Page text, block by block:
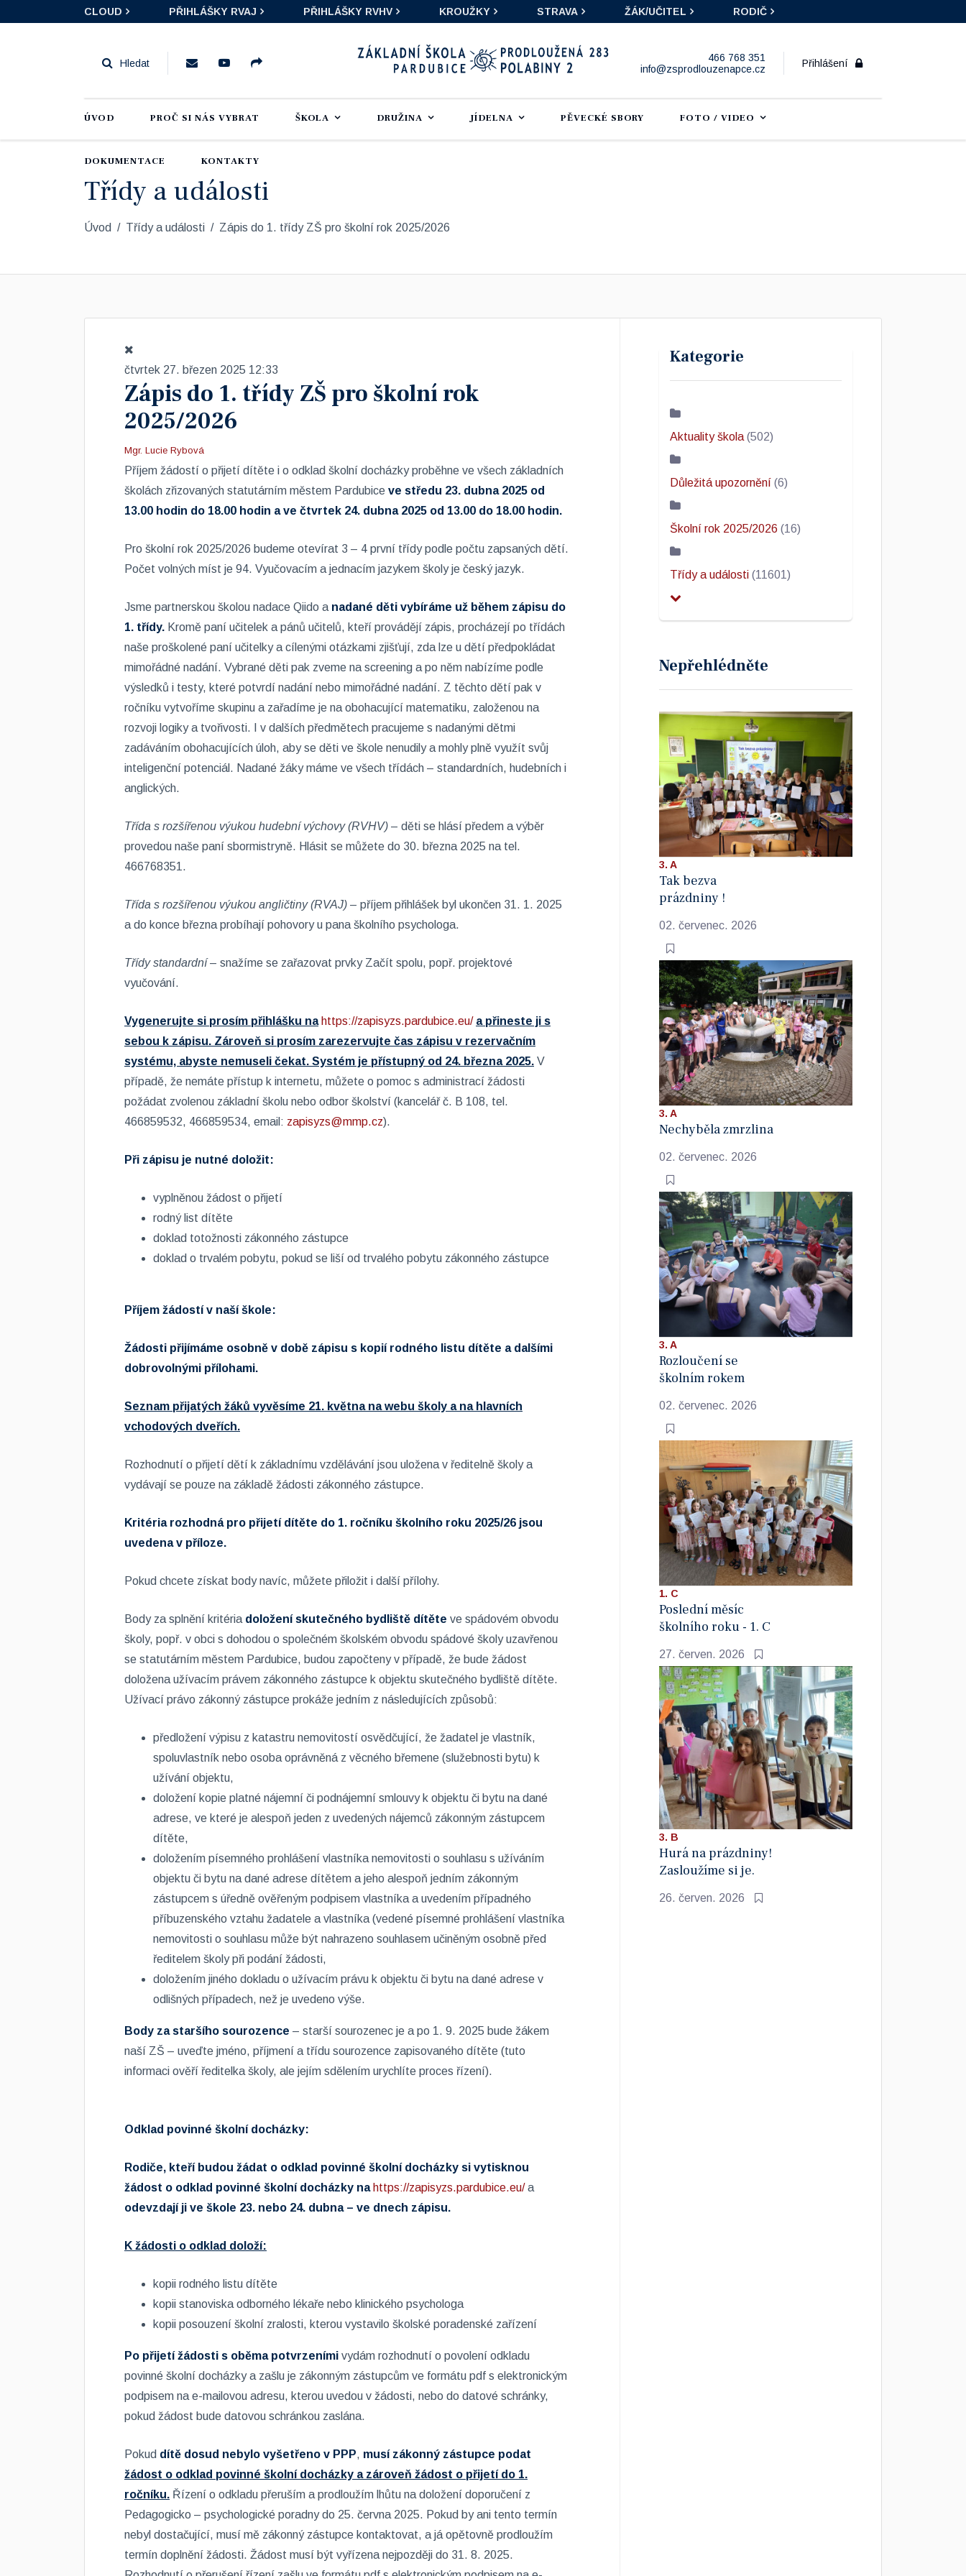
CLOUD PŘIHLÁŠKY RVAJ PŘIHLÁŠKY RVHV KROUŽKY STRAVA ŽÁK/UČITEL RODIČ
Přihlášení
466 768 351
info@zsprodlouzenapce.cz
ÚVOD PROČ SI NÁS VYBRAT ŠKOLA DRUŽINA JÍDELNA PĚVECKÉ SBORY FOTO / VIDEO
DOKUMENTACE KONTAKTY
Třídy a události
Úvod Třídy a události Zápis do 1. třídy ZŠ pro školní rok 2025/2026
čtvrtek 27. březen 2025 12:33
Zápis do 1. třídy ZŠ pro školní rok
2025/2026
Mgr. Lucie Rybová
Příjem žádostí o přijetí dítěte i o odklad školní docházky proběhne ve všech základních
školách zřizovaných statutárním městem Pardubice ve středu 23. dubna 2025 od
13.00 hodin do 18.00 hodin a ve čtvrtek 24. dubna 2025 od 13.00 do 18.00 hodin.
Pro školní rok 2025/2026 budeme otevírat 3 – 4 první třídy podle počtu zapsaných dětí.
Počet volných míst je 94. Vyučovacím a jednacím jazykem školy je český jazyk.
Jsme partnerskou školou nadace Qiido a nadané děti vybíráme už během zápisu do
1. třídy. Kromě paní učitelek a pánů učitelů, kteří provádějí zápis, procházejí po třídách
naše proškolené paní učitelky a cílenými otázkami zjišťují, zda lze u dětí předpokládat
mimořádné nadání. Vybrané děti pak zveme na screening a po něm nabízíme podle
výsledků i testy, které potvrdí nadání nebo mimořádné nadání. Z těchto dětí pak v
ročníku vytvoříme skupinu a zařadíme je na obohacující matematiku, založenou na
rozvoji logiky a tvořivosti. I v dalších předmětech pracujeme s nadanými dětmi
zadáváním obohacujících úloh, aby se děti ve škole nenudily a mohly plně využít svůj
inteligenční potenciál. Nadané žáky máme ve všech třídách – standardních, hudebních i
anglických.
Třída s rozšířenou výukou hudební výchovy (RVHV) – děti se hlásí předem a výběr
provedou naše paní sbormistryně. Hlásit se můžete do 30. března 2025 na tel.
466768351.
Třída s rozšířenou výukou angličtiny (RVAJ) – příjem přihlášek byl ukončen 31. 1. 2025
a do konce března probíhají pohovory u pana školního psychologa.
Třídy standardní– snažíme se zařazovat prvky Začít spolu, popř. projektové
vyučování.
Vygenerujte si prosím přihlášku na https://zapisyzs.pardubice.eu/ a přineste ji s
sebou k zápisu. Zároveň si prosím zarezervujte čas zápisu v rezervačním
systému, abyste nemuseli čekat. Systém je přístupný od 24. března 2025. V
případě, že nemáte přístup k internetu, můžete o pomoc s administrací žádosti
požádat zvolenou základní školu nebo odbor školství (kancelář č. B 108, tel.
466859532, 466859534, email: zapisyzs@mmp.cz).
Při zápisu je nutné doložit:
vyplněnou žádost o přijetí
rodný list dítěte
doklad totožnosti zákonného zástupce
doklad o trvalém pobytu, pokud se liší od trvalého pobytu zákonného zástupce
Příjem žádostí v naší škole:
Žádosti přijímáme osobně v době zápisu s kopií rodného listu dítěte a dalšími
dobrovolnými přílohami.
Seznam přijatých žáků vyvěsíme 21. května na webu školy a na hlavních
vchodových dveřích.
Rozhodnutí o přijetí dětí k základnímu vzdělávání jsou uložena v ředitelně školy a
vydávají se pouze na základě žádosti zákonného zástupce.
Kritéria rozhodná pro přijetí dítěte do 1. ročníku školního roku 2025/26 jsou
uvedena v příloze.
Pokud chcete získat body navíc, můžete přiložit i další přílohy.
Body za splnění kritéria doložení skutečného bydliště dítěte ve spádovém obvodu
školy, popř. v obci s dohodou o společném školském obvodu spádové školy uzavřenou
se statutárním městem Pardubice, budou započteny v případě, že bude žádost
doložena užívacím právem zákonného zástupce k objektu skutečného bydliště dítěte.
Užívací právo zákonný zástupce prokáže jedním z následujících způsobů:
předložení výpisu z katastru nemovitostí osvědčující, že žadatel je vlastník,
spoluvlastník nebo osoba oprávněná z věcného břemene (služebnosti bytu) k
užívání objektu,
doložení kopie platné nájemní či podnájemní smlouvy k objektu či bytu na dané
adrese, ve které je alespoň jeden z uvedených nájemců zákonným zástupcem
dítěte,
doložením písemného prohlášení vlastníka nemovitosti o souhlasu s užíváním
objektu či bytu na dané adrese dítětem a jeho alespoň jedním zákonným
zástupcem s úředně ověřeným podpisem vlastníka a uvedením případného
příbuzenského vztahu žadatele a vlastníka (vedené písemné prohlášení vlastníka
nemovitosti o souhlasu může být nahrazeno souhlasem učiněným osobně před
ředitelem školy při podání žádosti,
doložením jiného dokladu o užívacím právu k objektu či bytu na dané adrese v
odlišných případech, než je uvedeno výše.
Body za staršího sourozence – starší sourozenec je a po 1. 9. 2025 bude žákem
naší ZŠ – uveďte jméno, příjmení a třídu sourozence zapisovaného dítěte (tuto
informaci ověří ředitelka školy, ale jejím sdělením urychlíte proces řízení).
Odklad povinné školní docházky:
Rodiče, kteří budou žádat o odklad povinné školní docházky si vytisknou
žádost o odklad povinné školní docházky na https://zapisyzs.pardubice.eu/a
odevzdají ji ve škole 23. nebo 24. dubna – ve dnech zápisu.
K žádosti o odklad doloží:
kopii rodného listu dítěte
kopii stanoviska odborného lékaře nebo klinického psychologa
kopii posouzení školní zralosti, kterou vystavilo školské poradenské zařízení
Po přijetí žádosti s oběma potvrzeními vydám rozhodnutí o povolení odkladu
povinné školní docházky a zašlu je zákonným zástupcům ve formátu pdf s elektronickým
podpisem na e-mailovou adresu, kterou uvedou v žádosti, nebo do datové schránky,
pokud žádost bude datovou schránkou zaslána.
Pokud dítě dosud nebylo vyšetřeno v PPP, musí zákonný zástupce podat
žádost o odklad povinné školní docházky a zároveň žádost o přijetí do 1.
ročníku. Řízení o odkladu přeruším a prodloužím lhůtu na doložení doporučení z
Pedagogicko – psychologické poradny do 25. června 2025. Pokud by ani tento termín
nebyl dostačující, musí mě zákonný zástupce kontaktovat, a já opětovně prodloužím
termín doplnění žádosti. Žádost musí být vyřízena nejpozději do 31. 8. 2025.
Kategorie
Aktuality škola (502)
Důležitá upozornění (6)
Školní rok 2025/2026 (16)
Třídy a události (11601)
Nepřehlédněte
3. A
Tak bezva
prázdniny !
02. červenec. 2026
3. A
Nechyběla zmrzlina
02. červenec. 2026
3. A
Rozloučení se
školním rokem
02. červenec. 2026
1. C
Poslední měsíc
školního roku - 1. C
27. červen. 2026
3. B
Hurá na prázdniny!
Zasloužíme si je.
26. červen. 2026